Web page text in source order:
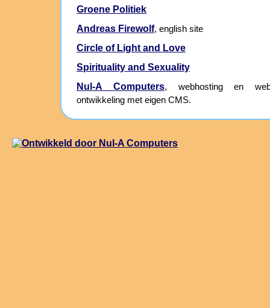
Groene Politiek
Andreas Firewolf, english site
Circle of Light and Love
Spirituality and Sexuality
Nul-A Computers, webhosting en
ontwikkeling met eigen CMS.